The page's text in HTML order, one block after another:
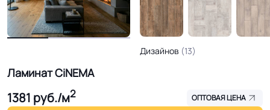
Ламинат CiNEMA
1381 руб./м2 ОПТОВАЯ ЦЕНА
Дизайнов (13)